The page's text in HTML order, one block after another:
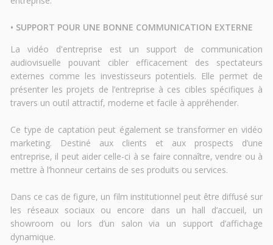
• SUPPORT POUR UNE BONNE COMMUNICATION EXTERNE
La vidéo d'entreprise est un support de communication
audiovisuelle pouvant cibler efficacement des spectateurs
externes comme les investisseurs potentiels. Elle permet de
présenter les projets de l’entreprise à ces cibles spécifiques à
travers un outil attractif, moderne et facile à appréhender.
Ce type de captation peut également se transformer en vidéo
marketing. Destiné aux clients et aux prospects d’une
entreprise, il peut aider celle-ci à se faire connaître, vendre ou à
mettre à l’honneur certains de ses produits ou services.
Dans ce cas de figure, un film institutionnel peut être diffusé sur
les réseaux sociaux ou encore dans un hall d’accueil, un
showroom ou lors d’un salon via un support d’affichage
dynamique.